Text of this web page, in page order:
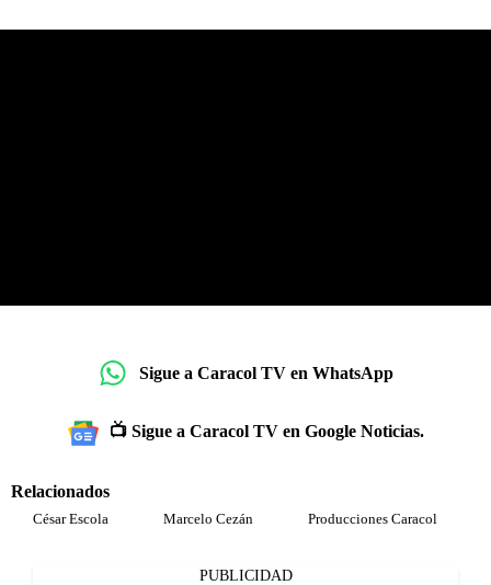
Sigue a Caracol TV en WhatsApp
📺 Sigue a Caracol TV en Google Noticias.
Relacionados
César Escola Marcelo Cezán Producciones Caracol
PUBLICIDAD